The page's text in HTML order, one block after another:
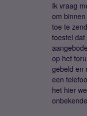
Ik vraag
om
toe te
toestel dat
op het
gebeld en
een
het hier